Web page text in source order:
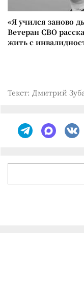
«Я учился заново
Ветеран СВО
жить с
Текст: Дмитрий